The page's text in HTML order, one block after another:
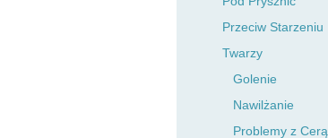
Przeciw Starzeniu
Twarzy
Golenie
Nawilżanie
Problemy z Cerą